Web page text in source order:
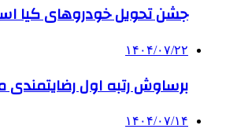
جشن تحویل خودروهای کیا
۱۴۰۴/۰۷/۲۲
برساوش رتبه اول
۱۴۰۴/۰۷/۱۴